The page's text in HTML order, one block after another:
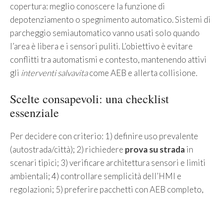
copertura: meglio conoscere la funzione di
depotenziamento o spegnimento automatico. Sistemi di
parcheggio semiautomatico vanno usati solo quando
l’area è libera e i sensori puliti. L’obiettivo è evitare
conflitti tra automatismi e contesto, mantenendo attivi
gli interventi salvavitacome AEB e allerta collisione.
Scelte consapevoli: una checklist
essenziale
Per decidere con criterio: 1) definire uso prevalente
(autostrada/città); 2) richiedere prova su stradain
scenari tipici; 3) verificare architettura sensori e limiti
ambientali; 4) controllare semplicità dell’HMI e
regolazioni; 5) preferire pacchetti con AEB completo,